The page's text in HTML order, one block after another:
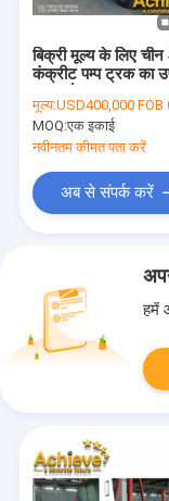
बिक्री मूल्य के लिए
कंक्रीट पम्प ट्रक का
मूल्य:USD400,000 FOB
MOQ:एक इकाई
नवीनतम कीमत पता करें
अब से संपर्क करें
हमें